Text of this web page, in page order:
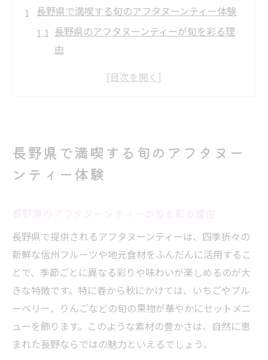
長野県で満喫する旬のアフタヌーンティー体験
長野県のアフタヌーンティーが旬を彩る理
由
地元食材を活かしたアフタヌーンティーの
アフタヌーンティーで味わう長野県の特別
な午後
人気のアフタヌーンティー体験談から学ぶ
ータイム
アフタヌーンティーのセットメニュー選び
のコツ
長野県のカフェで映えるアフタヌーンティ
ー体験
見た目も華やかなセットメニューが人気の
長野県で満喫する旬のアフタヌー
ンティー体験
長野県で提供されるアフタヌーンティーは、四季折々の
新鮮な信州フルーツや地元食材をふんだんに活用するこ
とで、季節ごとに異なる彩りや味わいが楽しめるのが大
きな特徴です。特に春から秋にかけては、いちごやブル
ーベリー、りんごなどの旬の果物が華やかにセットメニ
ューを飾ります。このような素材の豊かさは、自然に恵
まれた長野ならではの魅力といえるでしょう。